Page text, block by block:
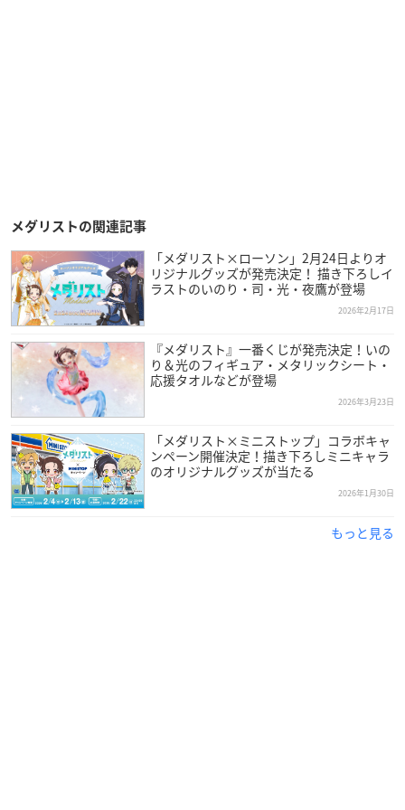
メダリストの関連記事
「メダリスト×ローソン」2月24日よりオ
リジナルグッズが発売決定！ 描き下ろしイ
ラストのいのり・司・光・夜鷹が登場
2026年2月17日
『メダリスト』一番くじが発売決定！いの
り＆光のフィギュア・メタリックシート・
応援タオルなどが登場
2026年3月23日
「メダリスト×ミニストップ」コラボキャ
ンペーン開催決定！描き下ろしミニキャラ
のオリジナルグッズが当たる
2026年1月30日
もっと見る